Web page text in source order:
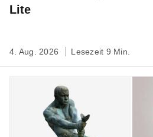
Lite
4. Aug. 2026 Lesezeit 9 Min.